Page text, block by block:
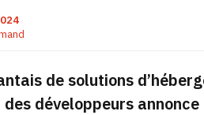
de solutions
développeurs